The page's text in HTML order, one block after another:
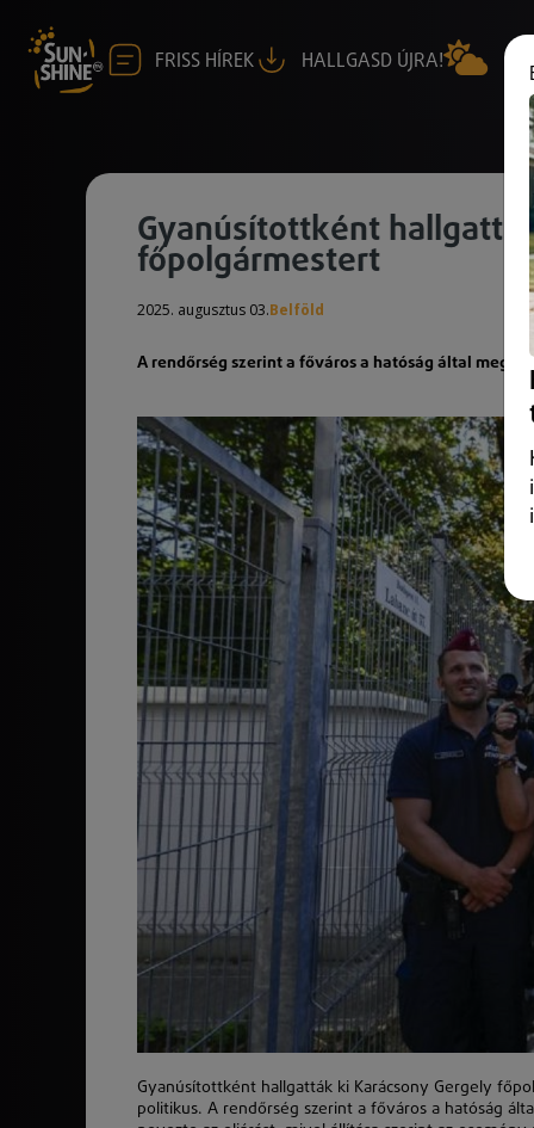
FRISS HÍREK HALLGASD ÚJRA!
Gyanúsítottként
főpolgármestert
2025. augusztus 03.Belföld
A rendőrség szerint a főváros a hatóság által
Gyanúsítottként hallgatták ki Karácsony Gergely
politikus. A rendőrség szerint a főváros a hatóság